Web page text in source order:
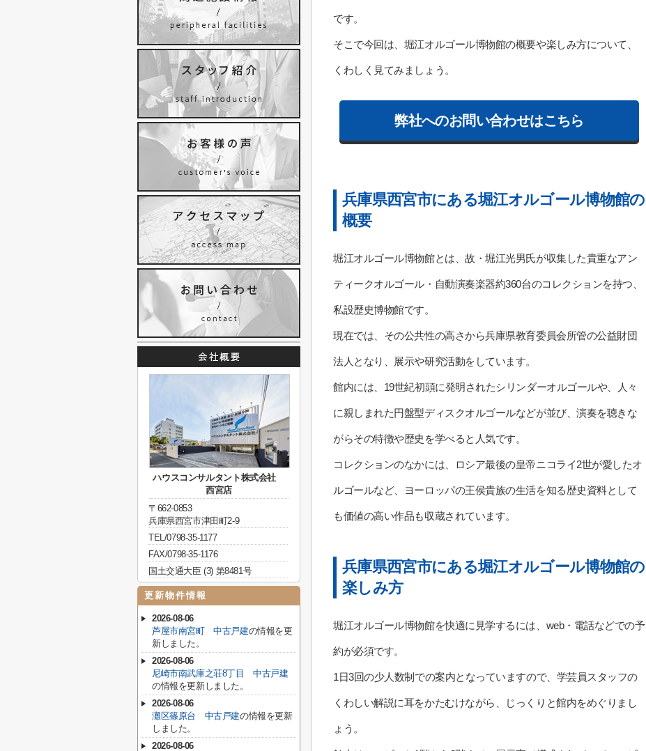
です。
そこで今回は、堀江オルゴール博物館の概要や楽しみ方について、
くわしく見てみましょう。
弊社へのお問い合わせはこちら
兵庫県西宮市にある堀江オルゴール博物館の
概要
堀江オルゴール博物館とは、故・堀江光男氏が収集した貴重なアン
ティークオルゴール・自動演奏楽器約360台のコレクションを持つ、
私設歴史博物館です。
現在では、その公共性の高さから兵庫県教育委員会所管の公益財団
法人となり、展示や研究活動をしています。
館内には、19世紀初頭に発明されたシリンダーオルゴールや、人々
に親しまれた円盤型ディスクオルゴールなどが並び、演奏を聴きな
がらその特徴や歴史を学べると人気です。
コレクションのなかには、ロシア最後の皇帝ニコライ2世が愛したオ
ルゴールなど、ヨーロッパの王侯貴族の生活を知る歴史資料として
も価値の高い作品も収蔵されています。
兵庫県西宮市にある堀江オルゴール博物館の
楽しみ方
堀江オルゴール博物館を快適に見学するには、web・電話などでの予
約が必須です。
1日3回の少人数制での案内となっていますので、学芸員スタッフの
くわしい解説に耳をかたむけながら、じっくりと館内をめぐりまし
ょう。
ハウスコンサルタント株式会社
西宮店
〒662-0853
兵庫県西宮市津田町2-9
TEL/0798-35-1177
FAX/0798-35-1176
国土交通大臣 (3) 第8481号
更新物件情報
2026-08-06
芦屋市南宮町 中古戸建の情報を更
新しました。
2026-08-06
尼崎市南武庫之荘8丁目 中古戸建
の情報を更新しました。
2026-08-06
灘区篠原台 中古戸建の情報を更新
しました。
2026-08-06